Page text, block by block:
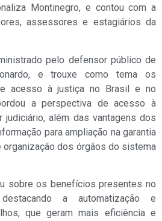
Montinegro, e contou com a
assessores e estagiários da
pelo defensor público de
e trouxe como tema os
acesso à justiça no Brasil e no
a perspectiva de acesso à
judiciário, além das vantagens dos
para ampliação na garantia
dos órgãos do sistema
sobre os benefícios presentes no
a automatização e
que geram mais eficiência e